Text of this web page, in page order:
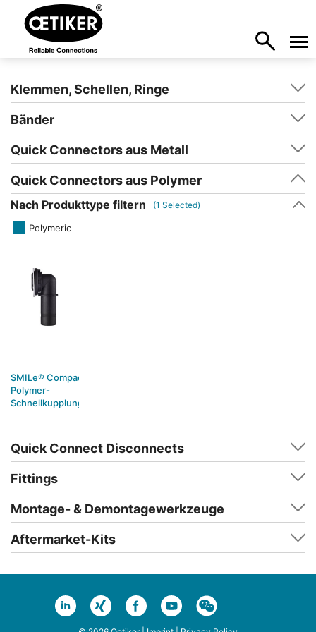
Klemmen, Schellen, Ringe
Bänder
Quick Connectors aus Metall
Quick Connectors aus Polymer
Nach Produkttype filtern (1 Selected)
Polymeric
SMILe® Compact
Polymer-
Schnellkupplungen
Quick Connect Disconnects
Fittings
Montage- & Demontagewerkzeuge
Aftermarket-Kits